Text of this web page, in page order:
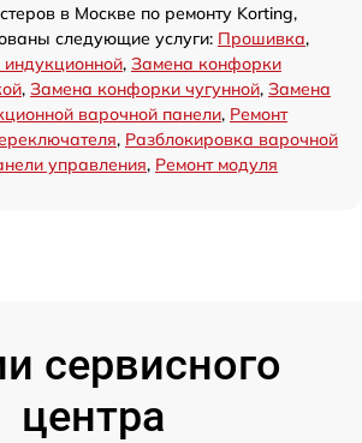
в Москве по ремонту Korting,
следующие услуги: Прошивка,
, Замена конфорки
, Замена конфорки чугунной, Замена
варочной панели, Ремонт
, Разблокировка варочной
управления, Ремонт модуля
сервисного
центра